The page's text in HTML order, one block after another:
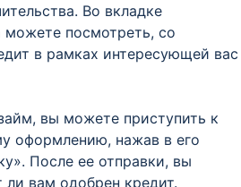
Во вкладке
можете посмотреть, со
в рамках интересующей вас
вы можете приступить к
оформлению, нажав в его
После ее отправки, вы
ли вам одобрен кредит.